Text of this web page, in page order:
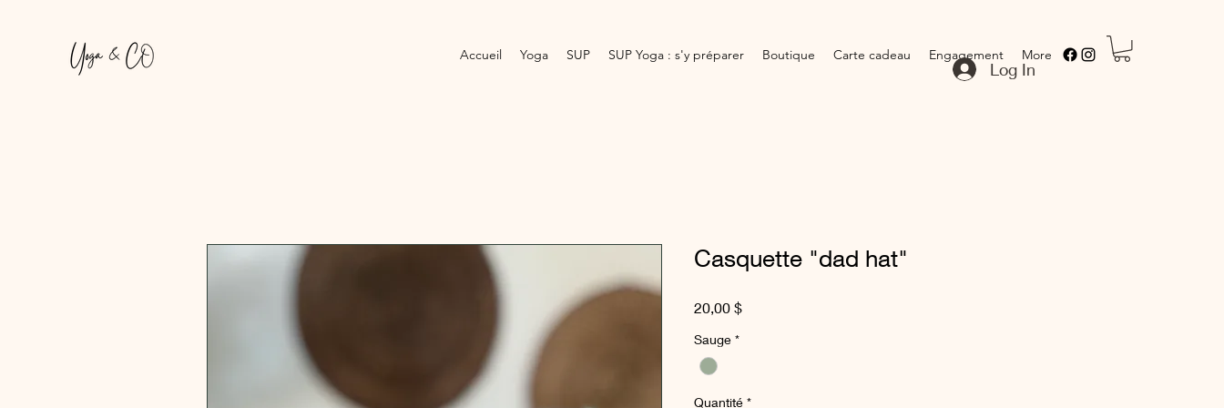
Accueil Yoga SUP SUP Yoga : s'y préparer Boutique Carte cadeau Engagement More
Log In
Casquette "dad hat"
20,00 $Prix
Sauge *
Quantité *